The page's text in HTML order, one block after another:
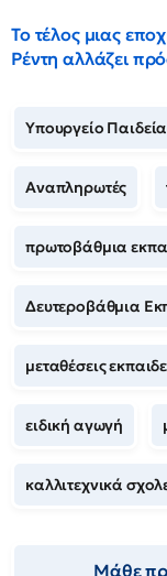
Το τέλος μιας
Ρέντη αλλάζει
Υπουργείο
Αναπληρωτές
πρωτοβάθμια
Δευτεροβάθμια
μεταθέσεις
ειδική αγωγή
καλλιτεχνικά
Μάθε